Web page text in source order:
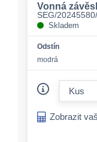
Vonná
SEG/
Skladem
Odstín
modrá
Zobrazit